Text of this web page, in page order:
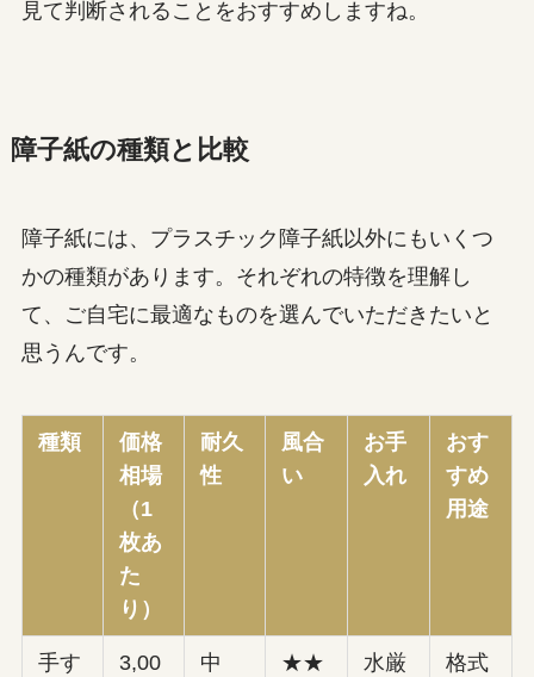
見て判断されることをおすすめしますね。
障子紙の種類と比較
障子紙には、プラスチック障子紙以外にもいくつ
かの種類があります。それぞれの特徴を理解し
て、ご自宅に最適なものを選んでいただきたいと
思うんです。
種類
価格
相場
（1
枚あ
た
り）
耐久
性
風合
い
お手
入れ
おす
すめ
用途
手す
3,00
中
★★
水厳
格式